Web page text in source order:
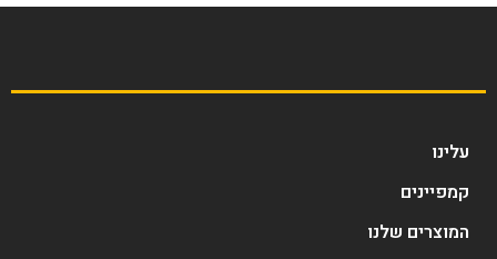
עלינו
קמפיינים
המוצרים שלנו